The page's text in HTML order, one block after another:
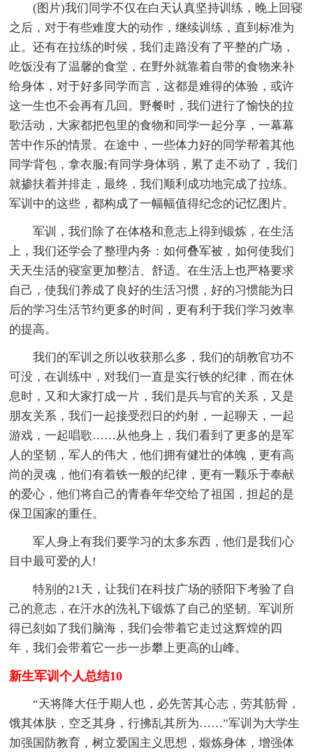
(图片)我们同学不仅在白天认真坚持训练，晚上回寝
之后，对于有些难度大的动作，继续训练，直到标准为
止。还有在拉练的时候，我们走路没有了平整的广场，
吃饭没有了温馨的食堂，在野外就靠着自带的食物来补
给身体，对于好多同学而言，这都是难得的体验，或许
这一生也不会再有几回。野餐时，我们进行了愉快的拉
歌活动，大家都把包里的食物和同学一起分享，一幕幕
苦中作乐的情景。在途中，一些体力好的同学帮着其他
同学背包，拿衣服;有同学身体弱，累了走不动了，我们
就掺扶着并排走，最终，我们顺利成功地完成了拉练。
军训中的这些，都构成了一幅幅值得纪念的记忆图片。
军训，我们除了在体格和意志上得到锻炼，在生活
上，我们还学会了整理内务：如何叠军被，如何使我们
天天生活的寝室更加整洁、舒适。在生活上也严格要求
自己，使我们养成了良好的生活习惯，好的习惯能为日
后的学习生活节约更多的时间，更有利于我们学习效率
的提高。
我们的军训之所以收获那么多，我们的胡教官功不
可没，在训练中，对我们一直是实行铁的纪律，而在休
息时，又和大家打成一片，我们是兵与官的关系，又是
朋友关系，我们一起接受烈日的灼射，一起聊天，一起
游戏，一起唱歌……从他身上，我们看到了更多的是军
人的坚韧，军人的伟大，他们拥有健壮的体魄，更有高
尚的灵魂，他们有着铁一般的纪律，更有一颗乐于奉献
的爱心，他们将自己的青春年华交给了祖国，担起的是
保卫国家的重任。
军人身上有我们要学习的太多东西，他们是我们心
目中最可爱的人!
特别的21天，让我们在科技广场的骄阳下考验了自
己的意志，在汗水的洗礼下锻炼了自己的坚韧。军训所
得已刻如了我们脑海，我们会带着它走过这辉煌的四
年，我们会带着它一步一步攀上更高的山峰。
新生军训个人总结10
“天将降大任于期人也，必先苦其心志，劳其筋骨，
饿其体肤，空乏其身，行拂乱其所为……”军训为大学生
加强国防教育，树立爱国主义思想，煅炼身体，增强体